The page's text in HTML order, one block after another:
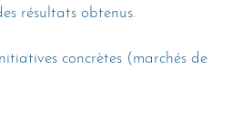
résultats obtenus.
concrètes (marchés de